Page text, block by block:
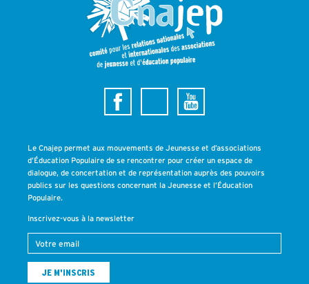
Le Cnajep permet aux mouvements de Jeunesse et d’associations
d’Éducation Populaire de se rencontrer pour créer un espace de
dialogue, de concertation et de représentation auprès des pouvoirs
publics sur les questions concernant la Jeunesse et l’Éducation
Populaire.
Inscrivez-vous à la newsletter